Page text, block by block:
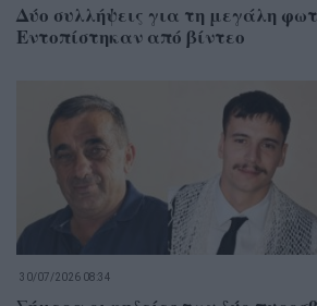
Δύο συλλήψεις για τη μεγάλη
Εντοπίστηκαν από βίντεο
30/07/2026 08:34